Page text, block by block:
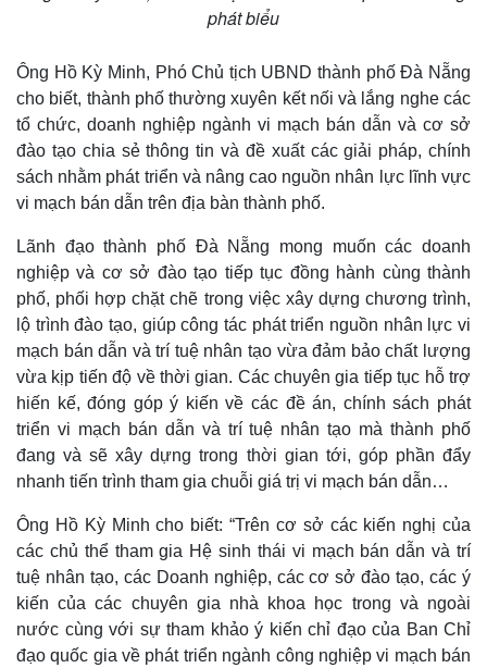
Doanh nghiệp
Thông tin doanh nghiệp
Doanh nghiệp 24h
Doanh nhân
Công nghệ
Sành điệu
Tin Công nghệ
Trải nghiệm
phát biểu
Ông Hồ Kỳ Minh, Phó Chủ tịch UBND thành phố Đà Nẵng
cho biết, thành phố thường xuyên kết nối và lắng nghe các
tổ chức, doanh nghiệp ngành vi mạch bán dẫn và cơ sở
đào tạo chia sẻ thông tin và đề xuất các giải pháp, chính
sách nhằm phát triển và nâng cao nguồn nhân lực lĩnh vực
vi mạch bán dẫn trên địa bàn thành phố.
Lãnh đạo thành phố Đà Nẵng mong muốn các doanh
nghiệp và cơ sở đào tạo tiếp tục đồng hành cùng thành
phố, phối hợp chặt chẽ trong việc xây dựng chương trình,
lộ trình đào tạo, giúp công tác phát triển nguồn nhân lực vi
mạch bán dẫn và trí tuệ nhân tạo vừa đảm bảo chất lượng
vừa kịp tiến độ về thời gian. Các chuyên gia tiếp tục hỗ trợ
hiến kế, đóng góp ý kiến về các đề án, chính sách phát
triển vi mạch bán dẫn và trí tuệ nhân tạo mà thành phố
đang và sẽ xây dựng trong thời gian tới, góp phần đẩy
nhanh tiến trình tham gia chuỗi giá trị vi mạch bán dẫn…
Ông Hồ Kỳ Minh cho biết: “Trên cơ sở các kiến nghị của
các chủ thể tham gia Hệ sinh thái vi mạch bán dẫn và trí
tuệ nhân tạo, các Doanh nghiệp, các cơ sở đào tạo, các ý
kiến của các chuyên gia nhà khoa học trong và ngoài
nước cùng với sự tham khảo ý kiến chỉ đạo của Ban Chỉ
đạo quốc gia về phát triển ngành công nghiệp vi mạch bán